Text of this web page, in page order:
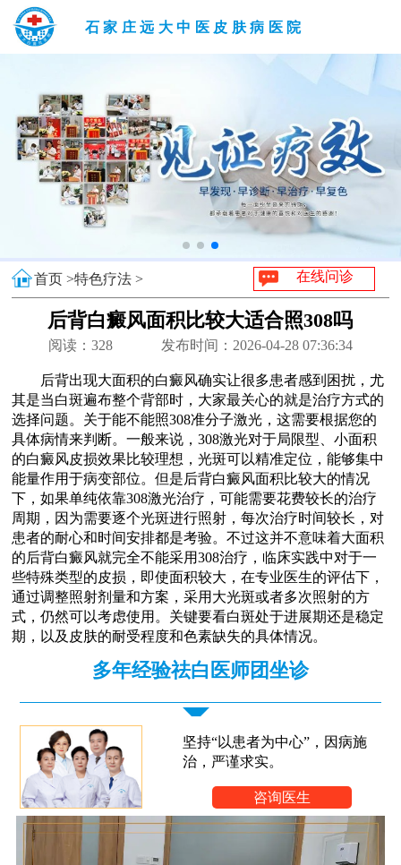
石家庄远大中医皮肤病医院
首页 >特色疗法 > 在线问诊
后背白癜风面积比较大适合照308吗
阅读： 328 发布时间：2026-04-28 07:36:34
后背出现大面积的白癜风确实让很多患者感到困扰，尤
其是当白斑遍布整个背部时，大家最关心的就是治疗方式的
选择问题。关于能不能照308准分子激光，这需要根据您的
具体病情来判断。一般来说，308激光对于局限型、小面积
的白癜风皮损效果比较理想，光斑可以精准定位，能够集中
能量作用于病变部位。但是后背白癜风面积比较大的情况
下，如果单纯依靠308激光治疗，可能需要花费较长的治疗
周期，因为需要逐个光斑进行照射，每次治疗时间较长，对
患者的耐心和时间安排都是考验。不过这并不意味着大面积
的后背白癜风就完全不能采用308治疗，临床实践中对于一
些特殊类型的皮损，即使面积较大，在专业医生的评估下，
通过调整照射剂量和方案，采用大光斑或者多次照射的方
式，仍然可以考虑使用。关键要看白斑处于进展期还是稳定
期，以及皮肤的耐受程度和色素缺失的具体情况。
多年经验祛白医师团坐诊
坚持“以患者为中心”，因病施
治，严谨求实。
咨询医生